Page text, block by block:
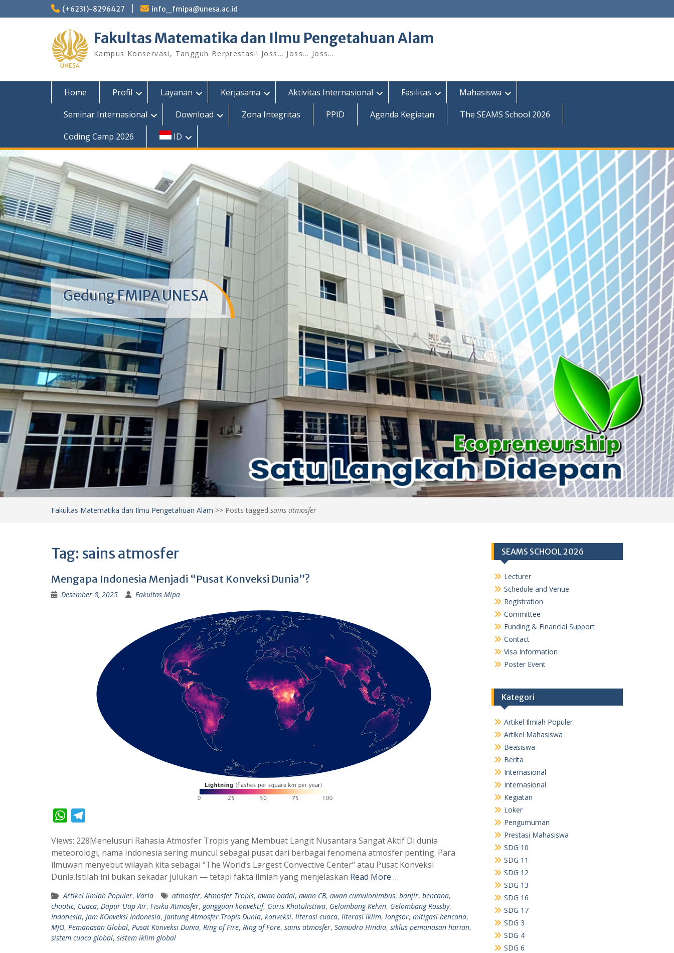
to
(+6231)-8296427 info_fmipa@unesa.ac.id
Fakultas Matematika dan Ilmu Pengetahuan Alam
Kampus Konservasi, Tangguh Berprestasi! Joss… Joss… Joss…
Home Profil Layanan Kerjasama Aktivitas Internasional Fasilitas
Mahasiswa
Seminar Internasional
Download Zona Integritas PPID Agenda Kegiatan
The SEAMS School 2026
Coding Camp 2026
ID
Gedung FMIPA UNESA
Fakultas Matematika dan Ilmu Pengetahuan Alam >> Posts tagged sains atmosfer
Tag: sains atmosfer
Mengapa Indonesia Menjadi “Pusat Konveksi Dunia”?
Desember 8, 2025 Fakultas Mipa
W
a
t
s
p
p
l
e
g
a
m
Views: 228Menelusuri Rahasia Atmosfer Tropis yang Membuat Langit Nusantara Sangat Aktif Di dunia
meteorologi, nama Indonesia sering muncul sebagai pusat dari berbagai fenomena atmosfer penting. Para
ilmuwan menyebut wilayah kita sebagai “The World’s Largest Convective Center“ atau Pusat Konveksi
Dunia.Istilah ini bukan sekadar julukan — tetapi fakta ilmiah yang menjelaskan Read More …
Artikel Ilmiah Populer, Varia atmosfer,Atmosfer Tropis, awan badai, awan CB, awan cumulonimbus, banjir, bencana,
chaotic, Cuaca, Dapur Uap Air, Fisika Atmosfer, gangguan konvektif, Garis Khatulistiwa, Gelombang Kelvin, Gelombang Rossby,
Indonesia, Jam KOnveksi Indonesia, Jantung Atmosfer Tropis Dunia, konveksi, literasi cuaca, literasi iklim, longsor, mitigasi bencana,
MJO, Pemanasan Global, Pusat Konveksi Dunia, Ring of Fire, Ring of Fore, sains atmosfer, Samudra Hindia, siklus pemanasan harian,
sistem cuaca global, sistem iklim global
SEAMS SCHOOL 2026
Lecturer
Schedule and Venue
Registration
Committee
Funding & Financial Support
Contact
Visa Information
Poster Event
Kategori
Artikel Ilmiah Populer
Artikel Mahasiswa
Beasiswa
Berita
Internasional
Internasional
Kegiatan
Loker
Pengumuman
Prestasi Mahasiswa
SDG 10
SDG 11
SDG 12
SDG 13
SDG 16
SDG 17
SDG 3
SDG 4
SDG 6